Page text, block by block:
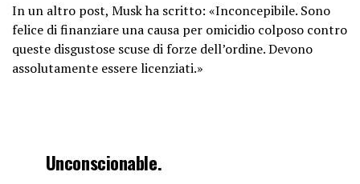
— Elon Musk (@elonmusk)May 20,
2026
In un altro post, Musk ha scritto: «Inconcepibile. Sono
felice di finanziare una causa per omicidio colposo contro
queste disgustose scuse di forze dell’ordine. Devono
assolutamente essere licenziati.»
Unconscionable.